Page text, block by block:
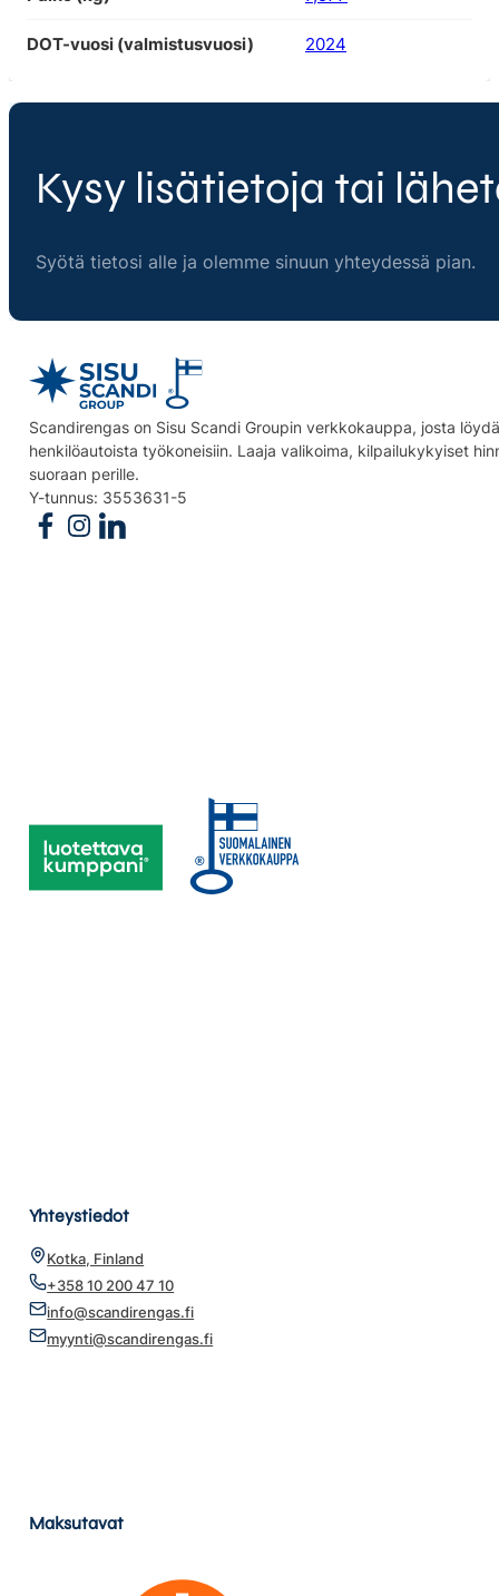
DOT-vuosi (valmistusvuosi) 2024
Kysy lisätietoja tai
Syötä tietosi alle ja olemme sinuun yhteydessä pian.
Scandirengas on Sisu Scandi Groupin verkkokauppa, josta
henkilöautoista työkoneisiin. Laaja valikoima, kilpailukykyiset
suoraan perille.
Y-tunnus: 3553631-5
Follow us on Facebook
Follow us on Instagram
Follow us on Linkedin
Yhteystiedot
Kotka, Finland
+358 10 200 47 10
info@scandirengas.fi
myynti@scandirengas.fi
Maksutavat